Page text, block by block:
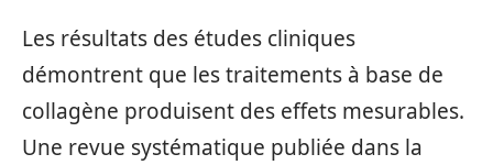
Les résultats des études cliniques
démontrent que les traitements à base de
collagène produisent des effets mesurables.
Une revue systématique publiée dans la